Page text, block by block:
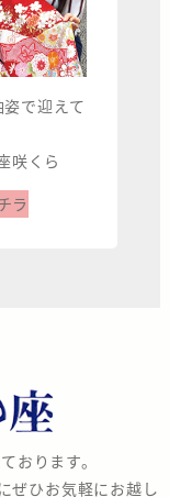
で迎えて
咲くら
ラ
おります。
ぜひお気軽にお越し